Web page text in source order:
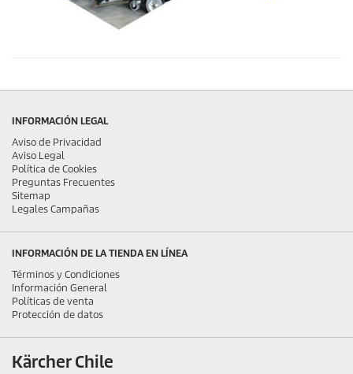
INFORMACIÓN LEGAL
Aviso de Privacidad
Aviso Legal
Política de Cookies
Preguntas Frecuentes
Sitemap
Legales Campañas
INFORMACIÓN DE LA TIENDA EN LÍNEA
Términos y Condiciones
Información General
Políticas de venta
Protección de datos
Kärcher Chile